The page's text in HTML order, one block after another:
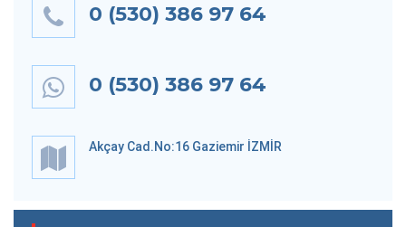
0 (530) 386 97 64
0 (530) 386 97 64
Akçay Cad.No:16 Gaziemir İZMİR